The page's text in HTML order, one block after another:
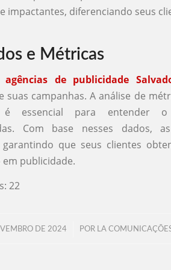
impactantes, diferenciando seus
e Métricas
agências de publicidade
suas campanhas. A análise de
é essencial para entender o
Com base nesses dados,
garantindo que seus clientes
publicidade.
22
DE 2024
/ POR LA